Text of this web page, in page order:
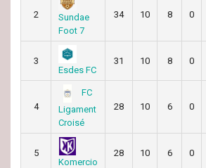
2
Sundae
Foot 7
34 10 8 0
3
Esdes FC
31 10 8 0
4
FC
Ligament
Croisé
28 10 6 0
5
Komercio
28 10 6 0